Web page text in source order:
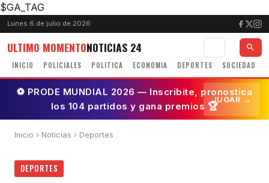
$GA_TAG
Lunes 6 de julio de 2026
ULTIMO MOMENTONOTICIAS 24
INICIO POLICIALES POLITICA ECONOMIA DEPORTES SOCIEDAD
⚽ PRODE MUNDIAL 2026 — Inscribite, pronostica
los 104 partidos y gana premios 🏆
JUGAR →
Inicio › Noticias › Deportes
DEPORTES